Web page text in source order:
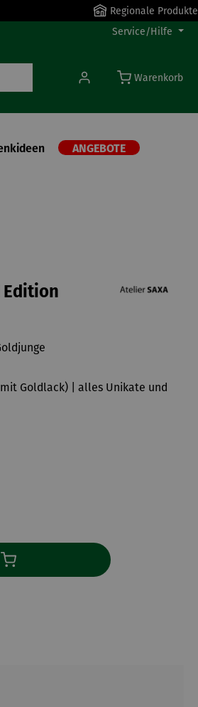
Regionale Produkte
Service/Hilfe
Warenkorb
ANGEBOTE
Edition
Goldlack) | alles Unikate und